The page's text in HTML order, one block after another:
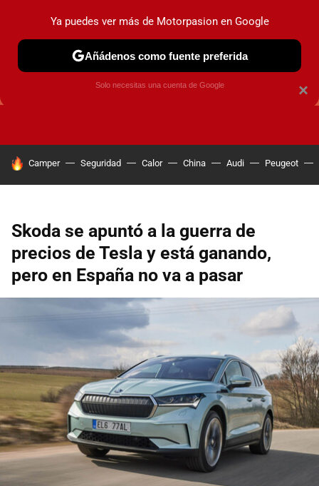
GUÍAS DE COMPRA OFERTAS DE COCHES CONSEJOS
HOY SE HABLA DE
Camper Seguridad Calor China Audi Peugeot
Skoda se apuntó a la guerra de
precios de Tesla y está ganando,
pero en España no va a pasar
×
Ya puedes ver más de Motorpasion en Google
Añádenos como fuente preferida
Solo necesitas una cuenta de Google